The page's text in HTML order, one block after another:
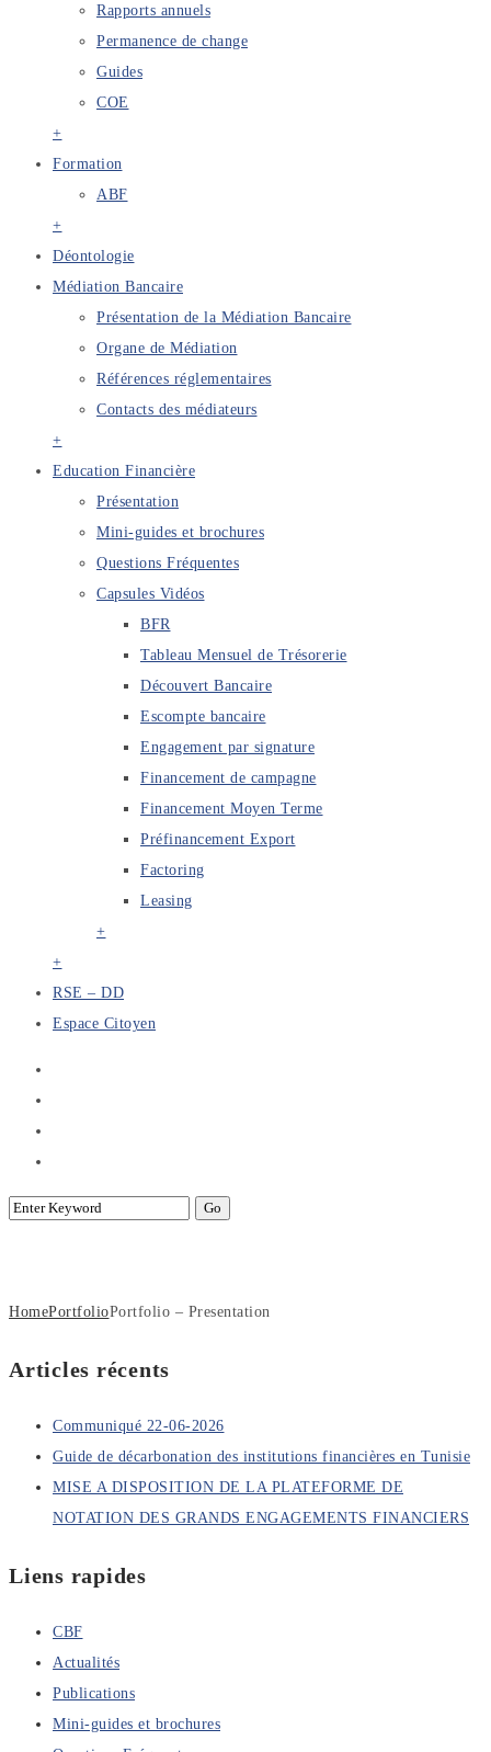
Rapports annuels
Permanence de change
Guides
COE
+
Formation
ABF
+
Déontologie
Médiation Bancaire
Présentation de la Médiation Bancaire
Organe de Médiation
Références réglementaires
Contacts des médiateurs
+
Education Financière
Présentation
Mini-guides et brochures
Questions Fréquentes
Capsules Vidéos
BFR
Tableau Mensuel de Trésorerie
Découvert Bancaire
Escompte bancaire
Engagement par signature
Financement de campagne
Financement Moyen Terme
Préfinancement Export
Factoring
Leasing
+
+
RSE – DD
Espace Citoyen
HomePortfolioPortfolio – Presentation
Articles récents
Communiqué 22-06-2026
Guide de décarbonation des institutions financières en Tunisie
MISE A DISPOSITION DE LA PLATEFORME DE
NOTATION DES GRANDS ENGAGEMENTS FINANCIERS
Liens rapides
CBF
Actualités
Publications
Mini-guides et brochures